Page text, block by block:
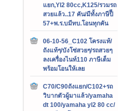
แยก,Yl2 80cc,K125/รวมรถ
สวยแล้ว..17 คัน/มีทั้งภาษีปีี
57+พ.ร.บมีทบ.โอนทุกคัน
06-10-56_C102 โครงแท้/
ถังแท้ๆ/บังโซ่สวยๆ/รถสวยๆ
ลงเครื่องไนท์110 ภาษีเต็ม
พร้อมโอนให้เลย
C70/C90ถังแยก/C102+รถ
วิบากตัวผู้มาแล้ว/yamaha
dt 100/yamaha yl2 80 cc/